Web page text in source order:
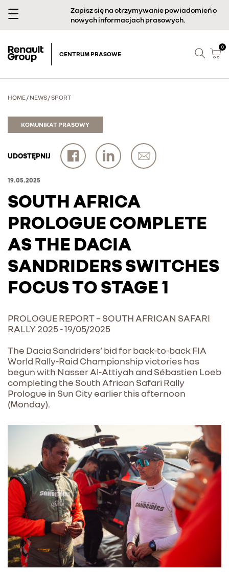
Zapisz się na otrzymywanie powiadomień o
nowych informacjach prasowych.
CENTRUM PRASOWE
0
HOME/ NEWS/SPORT
KOMUNIKAT PRASOWY
UDOSTĘPNIJ
19.05.2025
SOUTH AFRICA
PROLOGUE COMPLETE
AS THE DACIA
SANDRIDERS SWITCHES
FOCUS TO STAGE 1
PROLOGUE REPORT – SOUTH AFRICAN SAFARI
RALLY 2025 - 19/05/2025
The Dacia Sandriders’ bid for back-to-back FIA
World Rally-Raid Championship victories has
begun with Nasser Al-Attiyah and Sébastien Loeb
completing the South African Safari Rally
Prologue in Sun City earlier this afternoon
(Monday).